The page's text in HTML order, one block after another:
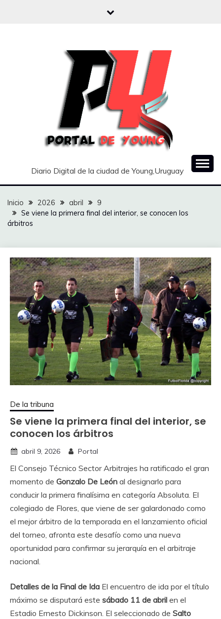
Diario Digital de la ciudad de Young,Uruguay
Inicio 2026 abril
9
Se viene la primera final del interior, se conocen los
árbitros
De la tribuna
Se viene la primera final del interior, se
conocen los árbitros
abril 9, 2026 Portal
El Consejo Técnico Sector Arbitrajes ha ratificado el gran
momento de Gonzalo De León al designarlo para
conducir la primera finalísima en categoría Absoluta. El
colegiado de Flores, que viene de ser galardonado como
el mejor árbitro de la temporada en el lanzamiento oficial
del torneo, afronta este desafío como una nueva
oportunidad para confirmar su jerarquía en el arbitraje
nacional.
Detalles de la Final de Ida El encuentro de ida por el título
máximo se disputará este sábado 11 de abril en el
Estadio Ernesto Dickinson. El seleccionado de Salto